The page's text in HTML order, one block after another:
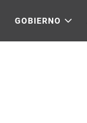
GOBIERNO